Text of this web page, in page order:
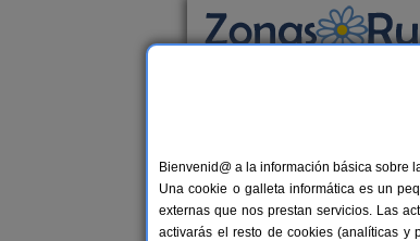
Bienvenid@ a la información básica sobre
Una cookie o galleta informática es un
externas que nos prestan servicios. Las
activarás el resto de cookies (analíticas y